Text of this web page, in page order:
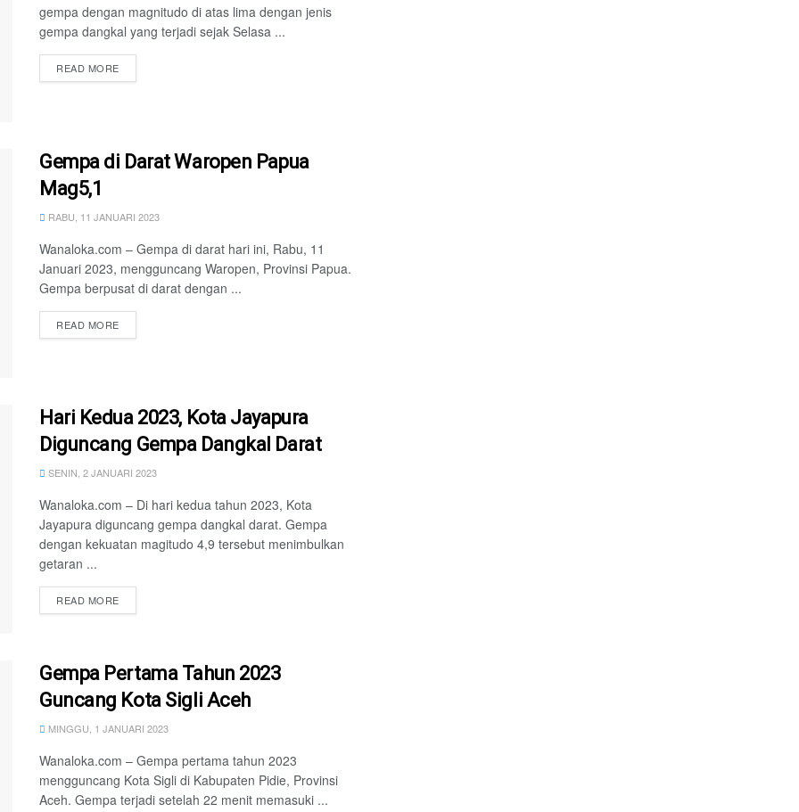
gempa dengan magnitudo di atas lima dengan jenis
gempa dangkal yang terjadi sejak Selasa ...
READ MORE
Gempa di Darat Waropen Papua
Mag5,1
RABU, 11 JANUARI 2023
Wanaloka.com – Gempa di darat hari ini, Rabu, 11
Januari 2023, mengguncang Waropen, Provinsi Papua.
Gempa berpusat di darat dengan ...
READ MORE
Hari Kedua 2023, Kota Jayapura
Diguncang Gempa Dangkal Darat
SENIN, 2 JANUARI 2023
Wanaloka.com – Di hari kedua tahun 2023, Kota
Jayapura diguncang gempa dangkal darat. Gempa
dengan kekuatan magitudo 4,9 tersebut menimbulkan
getaran ...
READ MORE
Gempa Pertama Tahun 2023
Guncang Kota Sigli Aceh
MINGGU, 1 JANUARI 2023
Wanaloka.com – Gempa pertama tahun 2023
mengguncang Kota Sigli di Kabupaten Pidie, Provinsi
Aceh. Gempa terjadi setelah 22 menit memasuki ...